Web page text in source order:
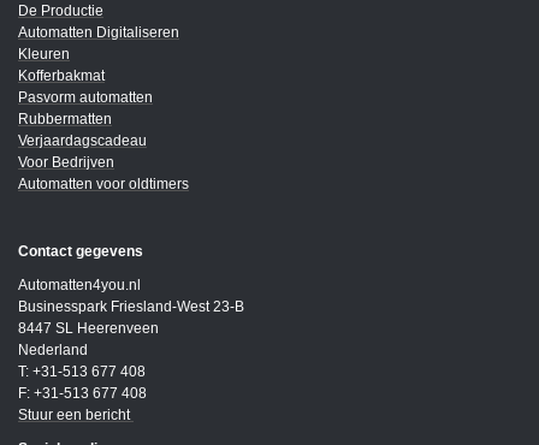
De Productie
Automatten Digitaliseren
Kleuren
Kofferbakmat
Pasvorm automatten
Rubbermatten
Verjaardagscadeau
Voor Bedrijven
Automatten voor oldtimers
Contact gegevens
Automatten4you.nl
Businesspark Friesland-West 23-B
8447 SL Heerenveen
Nederland
T: +31-513 677 408
F: +31-513 677 408
Stuur een bericht